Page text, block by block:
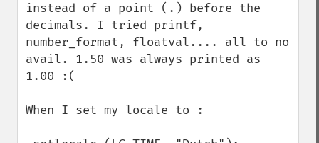
instead of a point (.) before the
decimals. I tried printf,
number_format, floatval.... all to no
avail. 1.50 was always printed as
1.00 :(
When I set my locale to :